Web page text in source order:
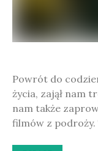
Powrót do
życia, zajął nam
nam także
filmów z podroży.